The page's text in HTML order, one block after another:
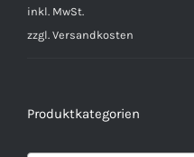
inkl. MwSt.
zzgl. Versandkosten
Produktkategorien